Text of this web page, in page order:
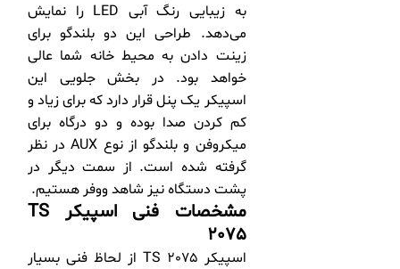
به زیبایی رنگ آبی LED را نمایش
می‌دهد. طراحی این دو بلندگو برای
زینت دادن به محیط خانه شما عالی
خواهد بود. در بخش جلویی این
اسپیکر یک پنل قرار دارد که برای زیاد و
کم کردن صدا بوده و دو درگاه برای
میکروفن و بلندگو از نوع AUX در نظر
گرفته شده است. از سمت دیگر در
پشت دستگاه نیز شاهد ووفر هستیم.
مشخصات فنی اسپیکر TS
2075
اسپیکر TS 2075 از لحاظ فنی بسیار